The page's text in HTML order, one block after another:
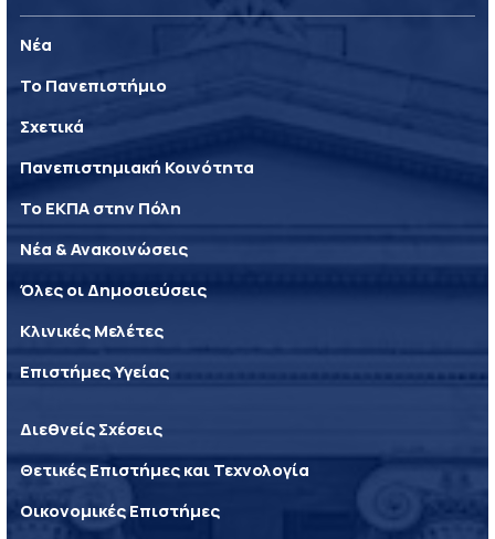
Νέα
Το Πανεπιστήμιο
Σχετικά
Πανεπιστημιακή Κοινότητα
Το ΕΚΠΑ στην Πόλη
Νέα & Ανακοινώσεις
Όλες οι Δημοσιεύσεις
Κλινικές Μελέτες
Επιστήμες Υγείας
Διεθνείς Σχέσεις
Θετικές Επιστήμες και Τεχνολογία
Οικονομικές Επιστήμες